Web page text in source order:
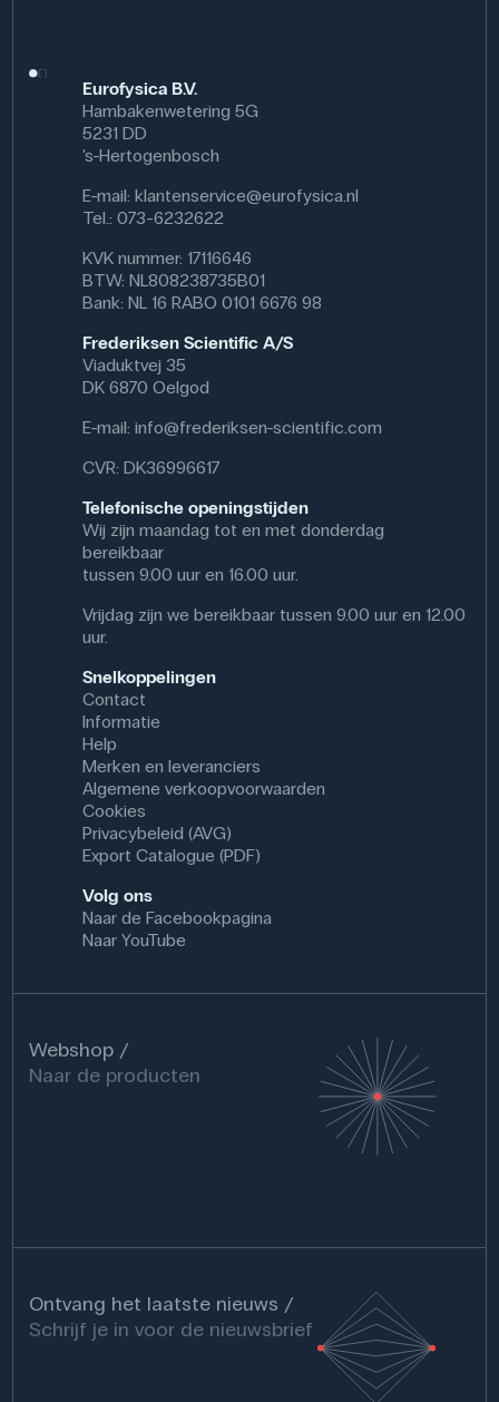
Molmasse: 84.16 g/mol
Formel: C₆H₁₂
Eurofysica B.V.
Hambakenwetering 5G
5231 DD
's-Hertogenbosch
E-mail:klantenservice@eurofysica.nl
Tel.: 073-6232622
KVK nummer: 17116646
BTW: NL808238735B01
Bank: NL 16 RABO 0101 6676 98
Frederiksen Scientific A/S
Viaduktvej 35
DK 6870 Oelgod
E-mail:info@frederiksen-scientific.com
CVR: DK36996617
Telefonische openingstijden
Wij zijn maandag tot en met donderdag
bereikbaar
tussen 9.00 uur en 16.00 uur.
Vrijdag zijn we bereikbaar tussen 9.00 uur en 12.00
uur.
Snelkoppelingen
Contact
Informatie
Help
Merken en leveranciers
Algemene verkoopvoorwaarden
Cookies
Privacybeleid (AVG)
Export Catalogue (PDF)
Volg ons
Naar de Facebookpagina
Naar YouTube
Webshop
Naar de producten
Ontvang het laatste nieuws
Schrijf je in voor de nieuwsbrief